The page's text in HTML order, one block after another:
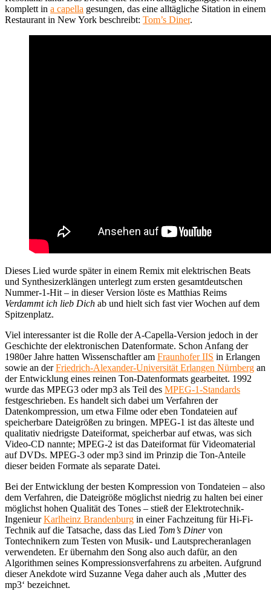
komplett in a capella gesungen, das eine alltägliche Sitation in einem
Restaurant in New York beschreibt: Tom’s Diner.
Dieses Lied wurde später in einem Remix mit elektrischen Beats
und Synthesizerklängen unterlegt zum ersten gesamtdeutschen
Nummer-1-Hit – in dieser Version löste es Matthias Reims
Verdammt ich lieb Dich ab und hielt sich fast vier Wochen auf dem
Spitzenplatz.
Viel interessanter ist die Rolle der A-Capella-Version jedoch in der
Geschichte der elektronischen Datenformate. Schon Anfang der
1980er Jahre hatten Wissenschaftler am Fraunhofer IIS in Erlangen
sowie an derFriedrich-Alexander-Universität Erlangen Nürnberg an
der Entwicklung eines reinen Ton-Datenformats gearbeitet. 1992
wurde das MPEG3 oder mp3 als Teil des MPEG-1-Standards
festgeschrieben. Es handelt sich dabei um Verfahren der
Datenkompression, um etwa Filme oder eben Tondateien auf
speicherbare Dateigrößen zu bringen. MPEG-1 ist das älteste und
qualitativ niedrigste Dateiformat, speicherbar auf etwas, was sich
Video-CD nannte; MPEG-2 ist das Dateiformat für Videomaterial
auf DVDs. MPEG-3 oder mp3 sind im Prinzip die Ton-Anteile
dieser beiden Formate als separate Datei.
Bei der Entwicklung der besten Kompression von Tondateien – also
dem Verfahren, die Dateigröße möglichst niedrig zu halten bei einer
möglichst hohen Qualität des Tones – stieß der Elektrotechnik-
IngenieurKarlheinz Brandenburg in einer Fachzeitung für Hi-Fi-
Technik auf die Tatsache, dass das Lied Tom’s Dinervon
Tontechnikern zum Testen von Musik- und Lautsprecheranlagen
verwendeten. Er übernahm den Song also auch dafür, an den
Algorithmen seines Kompressionsverfahrens zu arbeiten. Aufgrund
dieser Anekdote wird Suzanne Vega daher auch als ‚Mutter des
mp3‘ bezeichnet.